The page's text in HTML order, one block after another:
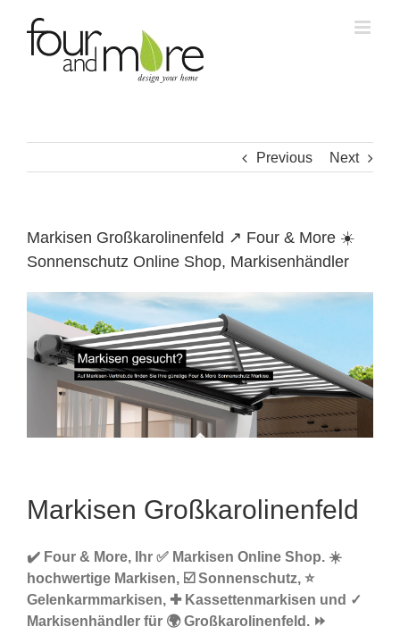
content
Previous Next
Markisen Großkarolinenfeld ↗️ Four & More ☀️
Sonnenschutz Online Shop, Markisenhändler
Markisen Großkarolinenfeld
✔️ Four & More, Ihr ✅ Markisen Online Shop. ☀️
hochwertige Markisen, ☑️ Sonnenschutz, ⭐
Gelenkarmmarkisen, ✚ Kassettenmarkisen und ✓
Markisenhändler für 🌍 Großkarolinenfeld. ⏩